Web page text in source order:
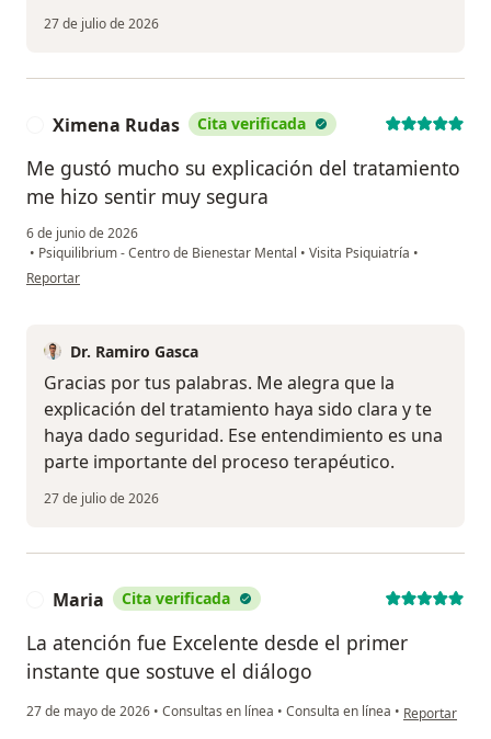
27 de julio de 2026
Ximena Rudas Cita verificada
Me gustó mucho su explicación del tratamiento
me hizo sentir muy segura
6 de junio de 2026
• Psiquilibrium - Centro de Bienestar Mental • Visita Psiquiatría •
en opinión del usuario Ximena Rudas
Reportar
Dr. Ramiro Gasca
Gracias por tus palabras. Me alegra que la
explicación del tratamiento haya sido clara y te
haya dado seguridad. Ese entendimiento es una
parte importante del proceso terapéutico.
27 de julio de 2026
Maria Cita verificada
La atención fue Excelente desde el primer
instante que sostuve el diálogo
27 de mayo de 2026 • Consultas en línea • Consulta en línea • en opinión
Reportar